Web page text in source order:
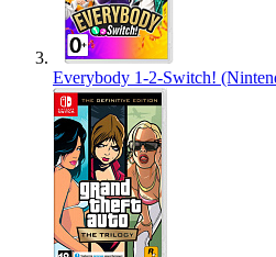
Everybody 1-2-Switch!